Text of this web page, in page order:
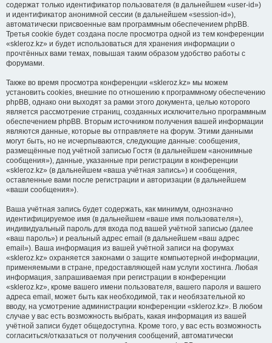
содержат только идентификатор пользователя (в дальнейшем «user-id»)
и идентификатор анонимной сессии (в дальнейшем «session-id»),
автоматически присвоенные вам программным обеспечением phpBB.
Третья cookie будет создана после просмотра одной из тем конференции
«skleroz.kz» и будет использоваться для хранения информации о
прочтённых вами темах, повышая таким образом удобство работы с
форумами.
Также во время просмотра конференции «skleroz.kz» мы можем
установить cookies, внешние по отношению к программному обеспечению
phpBB, однако они выходят за рамки этого документа, целью которого
является рассмотрение страниц, созданных исключительно программным
обеспечением phpBB. Вторым источником получения вашей информации
являются данные, которые вы отправляете на форум. Этими данными
могут быть, но не исчерпываются, следующие данные: сообщения,
размещённые под учётной записью Гостя (в дальнейшем «анонимные
сообщения»), данные, указанные при регистрации в конференции
«skleroz.kz» (в дальнейшем «ваша учётная запись») и сообщения,
оставленные вами после регистрации и авторизации (в дальнейшем
«ваши сообщения»).
Ваша учётная запись будет содержать, как минимум, однозначно
идентифицируемое имя (в дальнейшем «ваше имя пользователя»),
индивидуальный пароль для входа под вашей учётной записью (далее
«ваш пароль») и реальный адрес email (в дальнейшем «ваш адрес
email»). Ваша информация из вашей учётной записи на форумах
«skleroz.kz» охраняется законами о защите компьютерной информации,
применяемыми в стране, предоставляющей нам услуги хостинга. Любая
информация, запрашиваемая при регистрации в конференции
«skleroz.kz», кроме вашего имени пользователя, вашего пароля и вашего
адреса email, может быть как необходимой, так и необязательной ко
вводу, на усмотрение администрации конференции «skleroz.kz». В любом
случае у вас есть возможность выбрать, какая информация из вашей
учётной записи будет общедоступна. Кроме того, у вас есть возможность
согласиться/отказаться от получения сообщений, автоматически